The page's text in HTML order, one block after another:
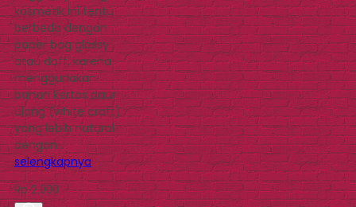
kosmetik ini tentu
berbeda dengan
paper bag glossy
atau doff, karena
menggunakan
bahan kertas daur
ulang (white craft)
yang lebih natural
dengan…
selengkapnya
Rp 2.000